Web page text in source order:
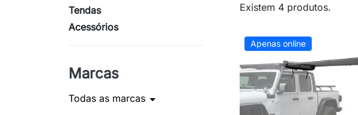
Tendas
Acessórios
Marcas
Todas as marcas arrow_drop_down
Existem 4 produtos.
Apenas online